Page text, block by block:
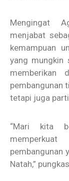
Mengingat
menjabat
kemampuan
yang mungkin
memberikan
pembangunan
tetapi juga
“Mari kita
pembangunan
Natah,”